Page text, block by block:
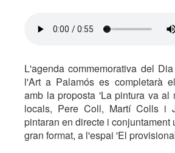
L'agenda commemorativa del
l'Art a Palamós es completarà
amb la proposta 'La pintura va al
locals, Pere Coll, Martí Colls i
pintaran en directe i conjuntament
gran format, a l'espai 'El